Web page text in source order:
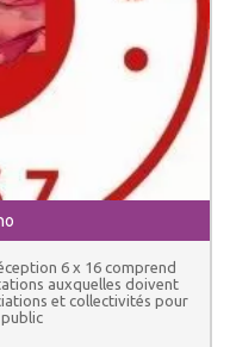
6 x 16 comprend
auxquelles doivent
et collectivités pour